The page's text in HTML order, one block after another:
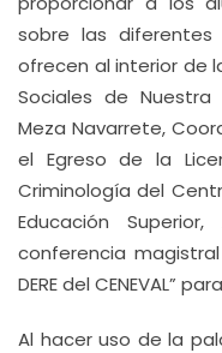
sobre las
ofrecen al interior de
Sociales de Nuestra
Meza Navarrete,
el Egreso de la
Criminología del
Educación
conferencia
DERE del CENEVAL”
Al hacer uso de la